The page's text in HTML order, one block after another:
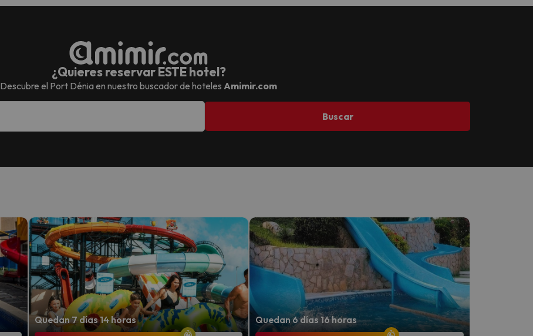
¿Quieres reservar ESTE hotel?
Descubre el Port Déniaen nuestro buscador de hoteles Amimir.com
Buscar
Quedan 7 días 14 horas Quedan 6 días 16 horas